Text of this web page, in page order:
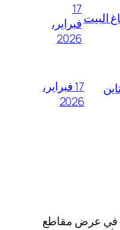
البيت
17
فبراير،
2026
17 فبراير،
2026
في عرض مقاطع